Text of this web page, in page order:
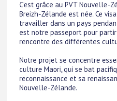
C'est grâce au PVT Nouvelle-
Breizh-Zélande est née. Ce
travailler dans un pays
est notre passeport pour
rencontre des différentes
Notre projet se concentre
culture Maori, qui se bat
reconnaissance et sa
Nouvelle-Zélande.